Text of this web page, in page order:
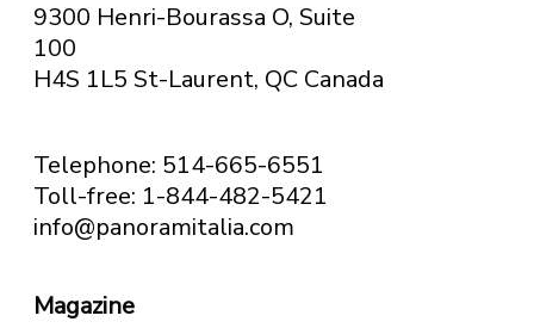
9300 Henri-Bourassa O, Suite
100
H4S 1L5 St-Laurent, QC Canada
Telephone: 514-665-6551
Toll-free: 1-844-482-5421
info@panoramitalia.com
Magazine